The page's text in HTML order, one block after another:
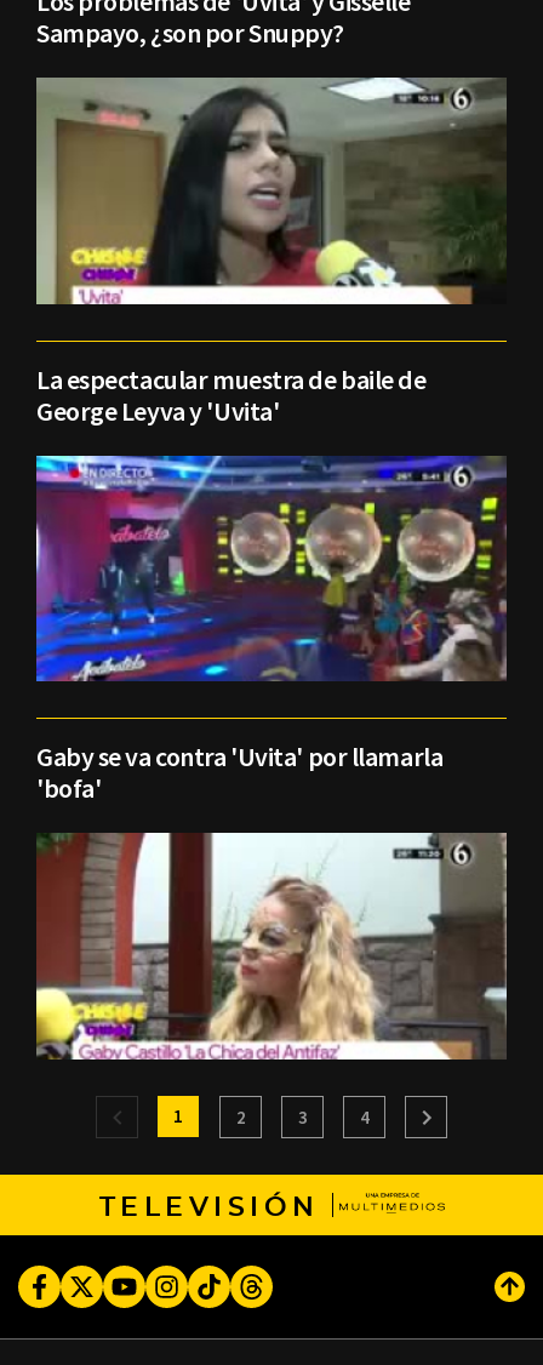
Sampayo, ¿son por Snuppy?
La espectacular muestra de baile de
George Leyva y 'Uvita'
Gaby se va contra 'Uvita' por llamarla
'bofa'
1 2 3 4
TELEVISIÓN
FacebookTwitterYoutubeInstagram
TikTokThreads